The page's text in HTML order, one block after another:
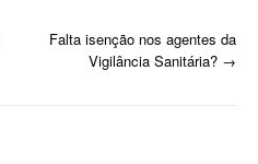
Falta isenção nos agentes da
Vigilância Sanitária? →